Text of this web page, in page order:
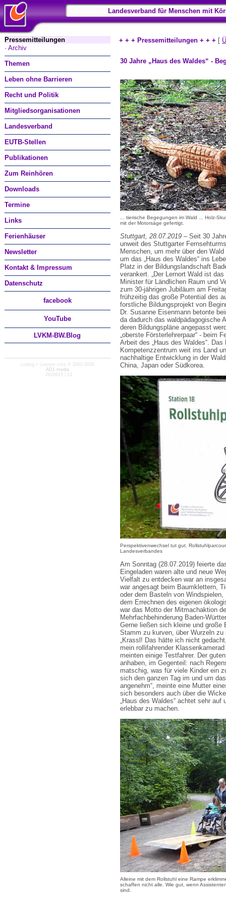
Landesverband für Menschen mit
Pressemitteilungen
· Archiv
Themen
Leben ohne Barrieren
Recht und Politik
Mitgliedsorganisationen
Landesverband
EUTB-Stellen
Publikationen
Zum Reinhören
Downloads
Termine
Links
Ferienhäuser
Newsletter
Kontakt & Impressum
Datenschutz
facebook
YouTube
LVKM-BW.Blog
coding + custom cms © 2002-2026
AD1 media
· 2626615 | 13
+ + + Pressemitteilungen + + + [
30 Jahre „Haus des Waldes“ -
... tierische Begegungen im Wald ... Holz-
mit der Motorsäge gefertigt.
Stuttgart, 28.07.2019 – Seit 30
unweit des Stuttgarter
Menschen, um mehr über den
um das „Haus des Waldes“ ins
Platz in der Bildungslandschaft
verankert. „Der Lernort Wald ist
Minister für Ländlichen Raum und
zum 30-jährigen Jubiläum am
frühzeitig das große Potential des
forstliche Bildungsprojekt von
Dr. Susanne Eisenmann betonte
da dadurch das waldpädagogische
deren Bildungspläne angepasst
„oberste Försterlehrerpaar“ - beim
Arbeit des „Haus des Waldes“.
Kompetenzzentrum weit ins Land
nachhaltige Entwicklung in der
China, Japan oder Südkorea.
Perspektivenwechsel tut gut.
Landesverbandes
Am Sonntag (28.07.2019) feierte
Eingeladen waren alte und neue
Vielfalt zu entdecken war an
war angesagt beim Baumklettern,
oder dem Basteln von
dem Errechnen des eigenen
war das Motto der Mitmachaktion
Mehrfachbehinderung Baden-
Gerne ließen sich kleine und große
Stamm zu kurven, über Wurzeln zu
„Krassl! Das hätte ich nicht
mein rollifahrender
meinten einige Testfahrer. Der
anhaben, im Gegenteil: nach
matschig, was für viele Kinder ein
sich den ganzen Tag im und um
angenehm“, meinte eine Mutter
sich besonders auch über die
„Haus des Waldes“ achtet sehr
erlebbar zu machen.
Alleine mit dem Rollstuhl eine Rampe
schaffen nicht alle. Wie gut, wenn
sind.